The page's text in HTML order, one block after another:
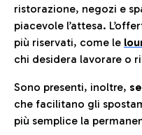
ristorazione, negozi e
piacevole l’attesa.
più riservati, come le
chi desidera lavorare o
Sono presenti, inoltre,
che facilitano gli
più semplice la